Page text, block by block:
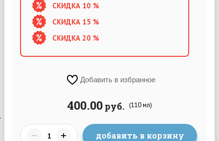
СКИДКА 10 %
СКИДКА 15 %
СКИДКА 20 %
Добавить в избранное
400.00 руб. (110 мл)
добавить в корзину